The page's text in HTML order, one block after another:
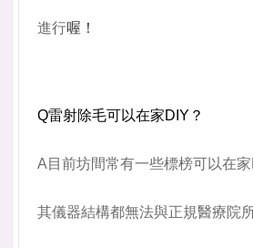
進行喔！
Q雷射除毛可以在家DIY？
A目前坊間常有一些標榜可以在家
其儀器結構都無法與正規醫療院